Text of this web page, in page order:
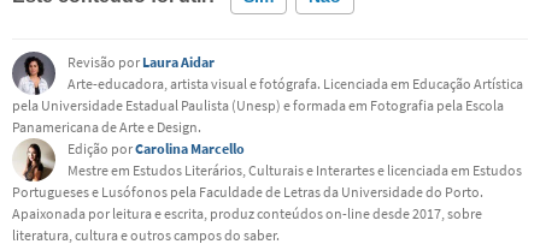
Este conteúdo contém informação incorreta
Este conteúdo não tem a informação que procuro
Outro
Revisão por Laura Aidar
Arte-educadora, artista visual e fotógrafa. Licenciada em Educação Artística
pela Universidade Estadual Paulista (Unesp) e formada em Fotografia pela Escola
Panamericana de Arte e Design.
Edição porCarolina Marcello
Mestre em Estudos Literários, Culturais e Interartes e licenciada em Estudos
Portugueses e Lusófonos pela Faculdade de Letras da Universidade do Porto.
Apaixonada por leitura e escrita, produz conteúdos on-line desde 2017, sobre
literatura, cultura e outros campos do saber.